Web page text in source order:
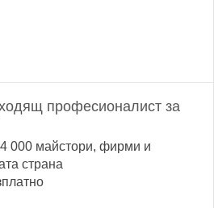
професионалист за
000 майстори, фирми и
страна